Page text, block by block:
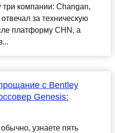
три компании: Changan,
за техническую
платформу CHN, а
с Bentley
Genesis:
узнаете пять